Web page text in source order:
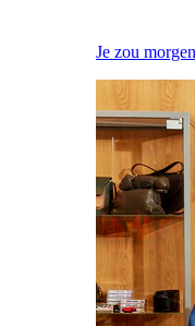
Je zou